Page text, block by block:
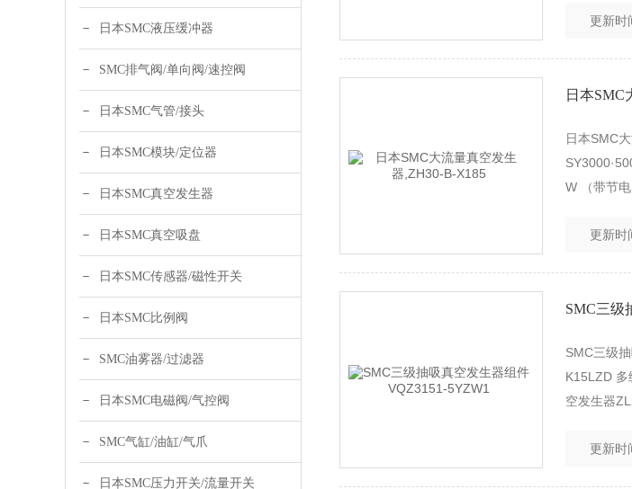
日本SMC液压缓冲器
SMC排气阀/单向阀/速控阀
日本SMC气管/接头
日本SMC模块/定位器
日本SMC真空发生器
日本SMC真空吸盘
日本SMC传感器/磁性开关
日本SMC比例阀
SMC油雾器/过滤器
日本SMC电磁阀/气控阀
SMC气缸/油缸/气爪
日本SMC压力开关/流量开关
更新时
日本SMC
日本SMC
W （带节
更新时
SMC三级
SMC三级
K15LZD
空发生器
更新时